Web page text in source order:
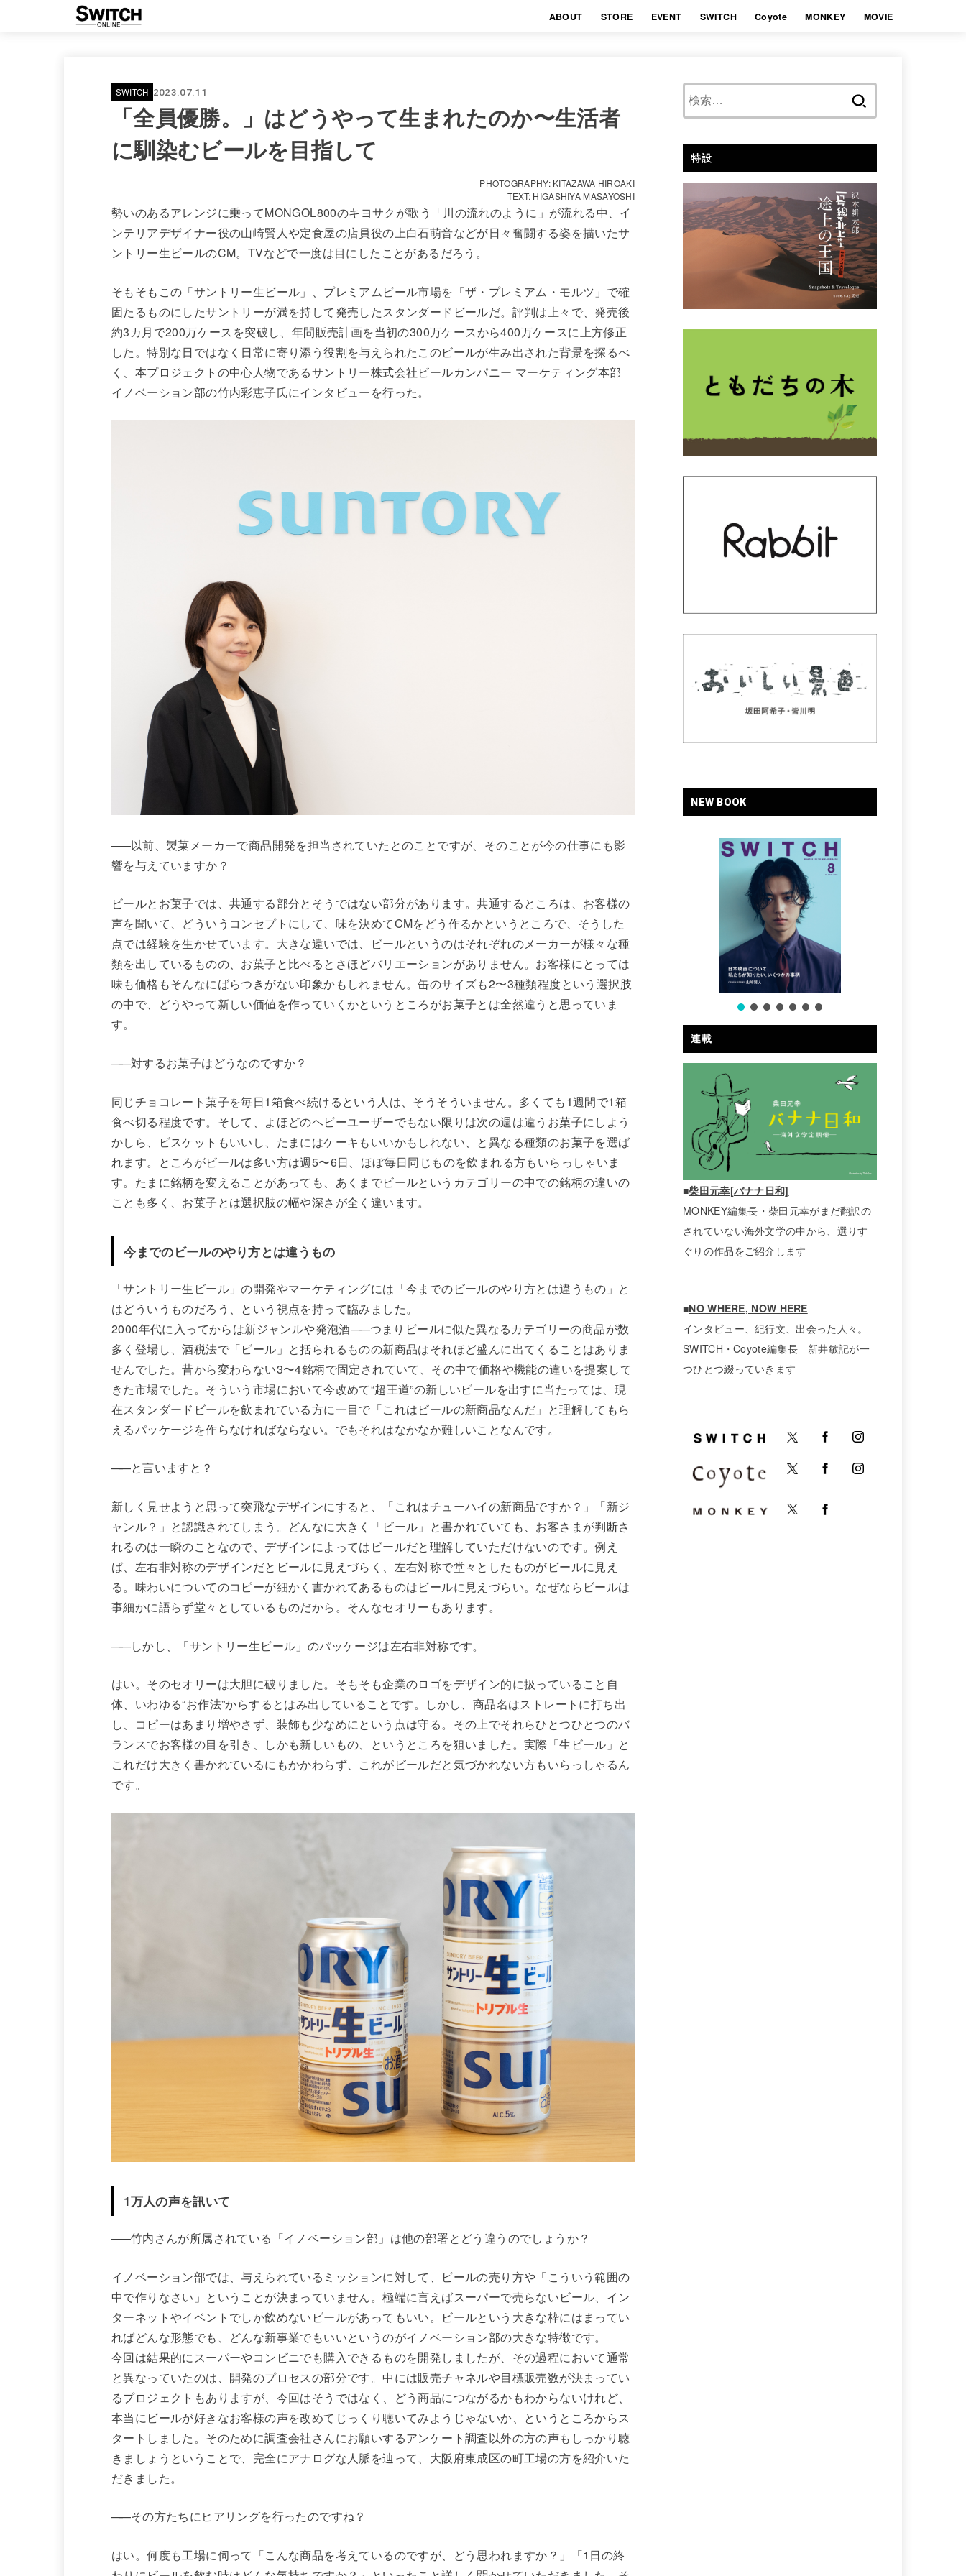
ABOUT STORE EVENT SWITCH Coyote MONKEY MOVIE
SWITCH 2023.07.11
「全員優勝。」はどうやって生まれたのか〜生活者
に馴染むビールを目指して
PHOTOGRAPHY: KITAZAWA HIROAKI
TEXT: HIGASHIYA MASAYOSHI
勢いのあるアレンジに乗ってMONGOL800のキヨサクが歌う「川の流れのように」が流れる中、イ
ンテリアデザイナー役の山崎賢人や定食屋の店員役の上白石萌音などが日々奮闘する姿を描いたサ
ントリー生ビールのCM。TVなどで一度は目にしたことがあるだろう。
そもそもこの「サントリー生ビール」、プレミアムビール市場を「ザ・プレミアム・モルツ」で確
固たるものにしたサントリーが満を持して発売したスタンダードビールだ。評判は上々で、発売後
約3カ月で200万ケースを突破し、年間販売計画を当初の300万ケースから400万ケースに上方修正
した。特別な日ではなく日常に寄り添う役割を与えられたこのビールが生み出された背景を探るべ
く、本プロジェクトの中心人物であるサントリー株式会社ビールカンパニー マーケティング本部
イノベーション部の竹内彩恵子氏にインタビューを行った。
——以前、製菓メーカーで商品開発を担当されていたとのことですが、そのことが今の仕事にも影
響を与えていますか？
ビールとお菓子では、共通する部分とそうではない部分があります。共通するところは、お客様の
声を聞いて、どういうコンセプトにして、味を決めてCMをどう作るかというところで、そうした
点では経験を生かせています。大きな違いでは、ビールというのはそれぞれのメーカーが様々な種
類を出しているものの、お菓子と比べるとさほどバリエーションがありません。お客様にとっては
味も価格もそんなにばらつきがない印象かもしれません。缶のサイズも2〜3種類程度という選択肢
の中で、どうやって新しい価値を作っていくかというところがお菓子とは全然違うと思っていま
す。
——対するお菓子はどうなのですか？
同じチョコレート菓子を毎日1箱食べ続けるという人は、そうそういません。多くても1週間で1箱
食べ切る程度です。そして、よほどのヘビーユーザーでもない限りは次の週は違うお菓子にしよう
かしら、ビスケットもいいし、たまにはケーキもいいかもしれない、と異なる種類のお菓子を選ば
れます。ところがビールは多い方は週5〜6日、ほぼ毎日同じものを飲まれる方もいらっしゃいま
す。たまに銘柄を変えることがあっても、あくまでビールというカテゴリーの中での銘柄の違いの
ことも多く、お菓子とは選択肢の幅や深さが全く違います。
今までのビールのやり方とは違うもの
「サントリー生ビール」の開発やマーケティングには「今までのビールのやり方とは違うもの」と
はどういうものだろう、という視点を持って臨みました。
2000年代に入ってからは新ジャンルや発泡酒——つまりビールに似た異なるカテゴリーの商品が数
多く登場し、酒税法で「ビール」と括られるものの新商品はそれほど盛んに出てくることはありま
せんでした。昔から変わらない3〜4銘柄で固定されていて、その中で価格や機能の違いを提案して
きた市場でした。そういう市場において今改めて“超王道”の新しいビールを出すに当たっては、現
在スタンダードビールを飲まれている方に一目で「これはビールの新商品なんだ」と理解してもら
えるパッケージを作らなければならない。でもそれはなかなか難しいことなんです。
——と言いますと？
新しく見せようと思って突飛なデザインにすると、「これはチューハイの新商品ですか？」「新ジ
ャンル？」と認識されてしまう。どんなに大きく「ビール」と書かれていても、お客さまが判断さ
れるのは一瞬のことなので、デザインによってはビールだと理解していただけないのです。例え
ば、左右非対称のデザインだとビールに見えづらく、左右対称で堂々としたものがビールに見え
る。味わいについてのコピーが細かく書かれてあるものはビールに見えづらい。なぜならビールは
事細かに語らず堂々としているものだから。そんなセオリーもあります。
——しかし、「サントリー生ビール」のパッケージは左右非対称です。
はい。そのセオリーは大胆に破りました。そもそも企業のロゴをデザイン的に扱っていること自
体、いわゆる“お作法”からするとはみ出していることです。しかし、商品名はストレートに打ち出
し、コピーはあまり増やさず、装飾も少なめにという点は守る。その上でそれらひとつひとつのバ
ランスでお客様の目を引き、しかも新しいもの、というところを狙いました。実際「生ビール」と
これだけ大きく書かれているにもかかわらず、これがビールだと気づかれない方もいらっしゃるん
です。
1万人の声を訊いて
——竹内さんが所属されている「イノベーション部」は他の部署とどう違うのでしょうか？
イノベーション部では、与えられているミッションに対して、ビールの売り方や「こういう範囲の
中で作りなさい」ということが決まっていません。極端に言えばスーパーで売らないビール、イン
ターネットやイベントでしか飲めないビールがあってもいい。ビールという大きな枠にはまってい
ればどんな形態でも、どんな新事業でもいいというのがイノベーション部の大きな特徴です。
今回は結果的にスーパーやコンビニでも購入できるものを開発しましたが、その過程において通常
と異なっていたのは、開発のプロセスの部分です。中には販売チャネルや目標販売数が決まってい
るプロジェクトもありますが、今回はそうではなく、どう商品につながるかもわからないけれど、
本当にビールが好きなお客様の声を改めてじっくり聴いてみようじゃないか、というところからス
タートしました。そのために調査会社さんにお願いするアンケート調査以外の方の声もしっかり聴
きましょうということで、完全にアナログな人脈を辿って、大阪府東成区の町工場の方を紹介いた
だきました。
——その方たちにヒアリングを行ったのですね？
はい。何度も工場に伺って「こんな商品を考えているのですが、どう思われますか？」「1日の終
特設
NEW BOOK
連載
■柴田元幸[バナナ日和]
MONKEY編集長・柴田元幸がまだ翻訳の
されていない海外文学の中から、選りす
ぐりの作品をご紹介します
■NO WHERE, NOW HERE
インタビュー、紀行文、出会った人々。
SWITCH・Coyote編集長 新井敏記が一
つひとつ綴っていきます